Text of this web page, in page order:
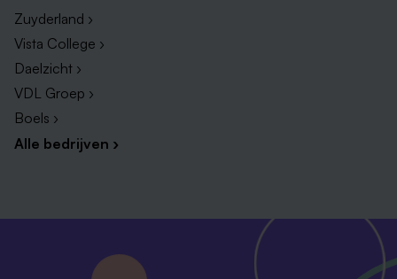
Zuyderland ›
Vista College ›
Daelzicht ›
VDL Groep ›
Boels ›
Alle bedrijven ›